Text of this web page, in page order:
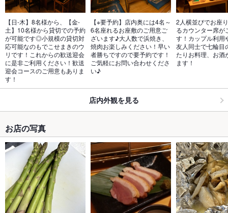
【日-木】8名様から、【金-
土】10名様から貸切での予約
が可能です◎小規模の貸切対
応可能なのもでこせまきのウ
リです！これからの歓送迎会
に是非ご利用ください！歓送
迎会コースのご用意もありま
す！
【※要予約】店内奥には4名～
6名座れるお座敷のご用意ご
ざいます♪大人数で浜焼き、
焼肉お楽しみください！早い
者勝ちですので要予約です！
ご気軽にお問い合わせくださ
い♪
2人横並びでお座
るカウンター席が
す！カップル利用
友人同士で七輪目
たりお料理、お酒
ます！
店内外観を見る
お店の写真